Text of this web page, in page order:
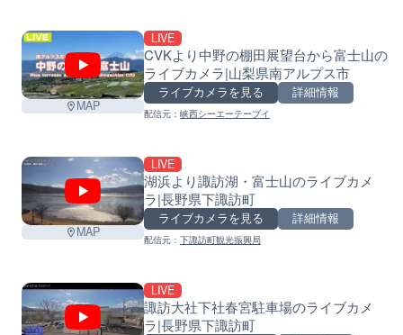
MAP
LIVE
CVKより中野の棚田展望台から富士山の
ライブカメラ|山梨県南アルプス市
ライブカメラを見る 詳細情報
配信元： 峡西シーエーテーブイ
MAP
LIVE
湖浜より諏訪湖・富士山のライブカメ
ラ|長野県下諏訪町
ライブカメラを見る 詳細情報
配信元： 下諏訪町観光振興局
LIVE
諏訪大社下社春宮駐車場のライブカメ
ラ|長野県下諏訪町